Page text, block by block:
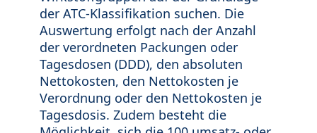
der ATC-Klassifikation suchen. Die
Auswertung erfolgt nach der Anzahl
der verordneten Packungen oder
Tagesdosen (DDD), den absoluten
Nettokosten, den Nettokosten je
Verordnung oder den Nettokosten je
Tagesdosis. Zudem besteht die